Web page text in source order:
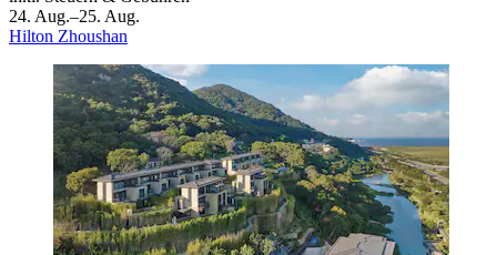
24. Aug.–25. Aug.
Hilton Zhoushan